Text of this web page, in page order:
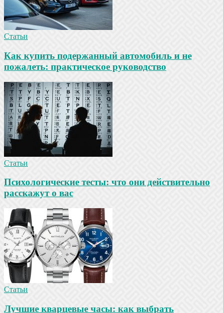
Статьи
Как купить подержанный автомобиль и не
пожалеть: практическое руководство
Статьи
Психологические тесты: что они действительно
расскажут о вас
Статьи
Лучшие кварцевые часы: как выбрать